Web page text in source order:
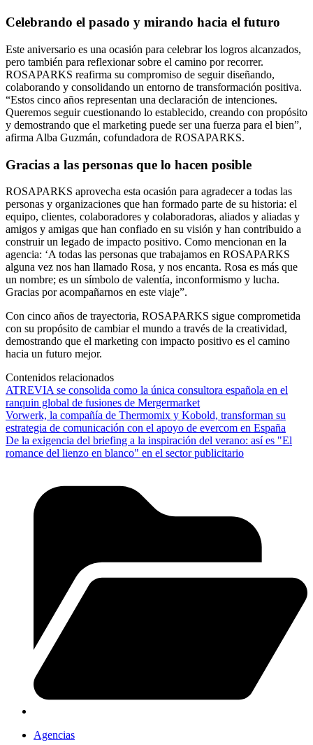
Celebrando el pasado y mirando hacia el futuro
Este aniversario es una ocasión para celebrar los logros alcanzados,
pero también para reflexionar sobre el camino por recorrer.
ROSAPARKS reafirma su compromiso de seguir diseñando,
colaborando y consolidando un entorno de transformación positiva.
“Estos cinco años representan una declaración de intenciones.
Queremos seguir cuestionando lo establecido, creando con propósito
y demostrando que el marketing puede ser una fuerza para el bien”,
afirma Alba Guzmán, cofundadora de ROSAPARKS.
Gracias a las personas que lo hacen posible
ROSAPARKS aprovecha esta ocasión para agradecer a todas las
personas y organizaciones que han formado parte de su historia: el
equipo, clientes, colaboradores y colaboradoras, aliados y aliadas y
amigos y amigas que han confiado en su visión y han contribuido a
construir un legado de impacto positivo. Como mencionan en la
agencia: ‘A todas las personas que trabajamos en ROSAPARKS
alguna vez nos han llamado Rosa, y nos encanta. Rosa es más que
un nombre; es un símbolo de valentía, inconformismo y lucha.
Gracias por acompañarnos en este viaje”.
Con cinco años de trayectoria, ROSAPARKS sigue comprometida
con su propósito de cambiar el mundo a través de la creatividad,
demostrando que el marketing con impacto positivo es el camino
hacia un futuro mejor.
Contenidos relacionados
ATREVIA se consolida como la única consultora española en el
ranquin global de fusiones de Mergermarket
Vorwerk, la compañía de Thermomix y Kobold, transforman su
estrategia de comunicación con el apoyo de evercom en España
De la exigencia del briefing a la inspiración del verano: así es "El
romance del lienzo en blanco" en el sector publicitario
Agencias